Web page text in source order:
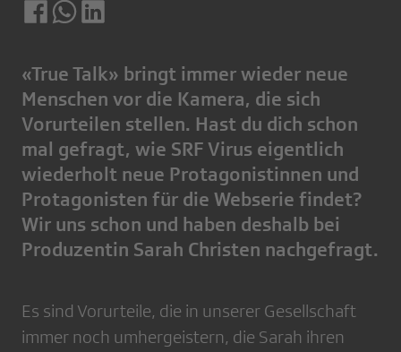
«True Talk» bringt immer wieder neue
Menschen vor die Kamera, die sich
Vorurteilen stellen. Hast du dich schon
mal gefragt, wie SRF Virus eigentlich
wiederholt neue Protagonistinnen und
Protagonisten für die Webserie findet?
Wir uns schon und haben deshalb bei
Produzentin Sarah Christen nachgefragt.
Es sind Vorurteile, die in unserer Gesellschaft
immer noch umhergeistern, die Sarah ihren